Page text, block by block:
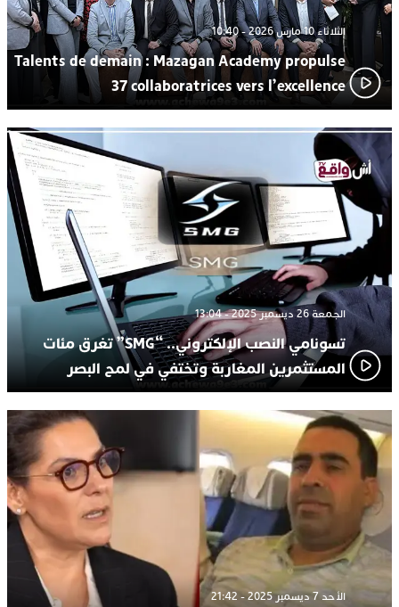
الثلاثاء 10 مارس 2026 - 10:40
Talents de demain : Mazagan Academy propulse
37 collaboratrices vers l’excellence
الجمعة 26 ديسمبر 2025 - 13:04
تسونامي النصب الإلكتروني.. “SMG” تغرق مئات
المستثمرين المغاربة وتختفي في لمح البصر
الأحد 7 ديسمبر 2025 - 21:42